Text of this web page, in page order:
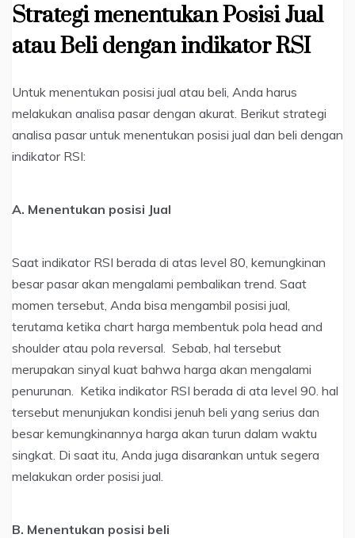
Strategi menentukan Posisi Jual
atau Beli dengan indikator RSI
Untuk menentukan posisi jual atau beli, Anda harus
melakukan analisa pasar dengan akurat. Berikut strategi
analisa pasar untuk menentukan posisi jual dan beli dengan
indikator RSI:
A. Menentukan posisi Jual
Saat indikator RSI berada di atas level 80, kemungkinan
besar pasar akan mengalami pembalikan trend. Saat
momen tersebut, Anda bisa mengambil posisi jual,
terutama ketika chart harga membentuk pola head and
shoulder atau pola reversal. Sebab, hal tersebut
merupakan sinyal kuat bahwa harga akan mengalami
penurunan. Ketika indikator RSI berada di ata level 90. hal
tersebut menunjukan kondisi jenuh beli yang serius dan
besar kemungkinannya harga akan turun dalam waktu
singkat. Di saat itu, Anda juga disarankan untuk segera
melakukan order posisi jual.
B. Menentukan posisi beli